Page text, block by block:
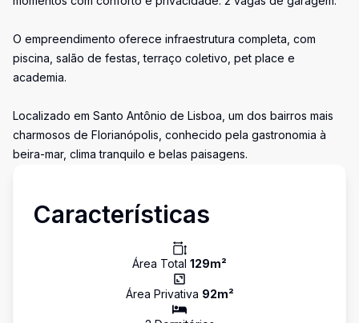
O empreendimento oferece infraestrutura completa, com
piscina, salão de festas, terraço coletivo, pet place e
academia.
Localizado em Santo Antônio de Lisboa, um dos bairros mais
charmosos de Florianópolis, conhecido pela gastronomia à
beira-mar, clima tranquilo e belas paisagens.
Características
Área Total 129m²
Área Privativa 92m²